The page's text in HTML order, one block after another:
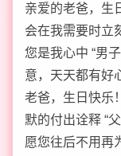
亲爱的老爸，生
会在我需要时立
您是我心中 “男
意，天天都有好
老爸，生日快乐
默的付出诠释 “
愿您往后不用再